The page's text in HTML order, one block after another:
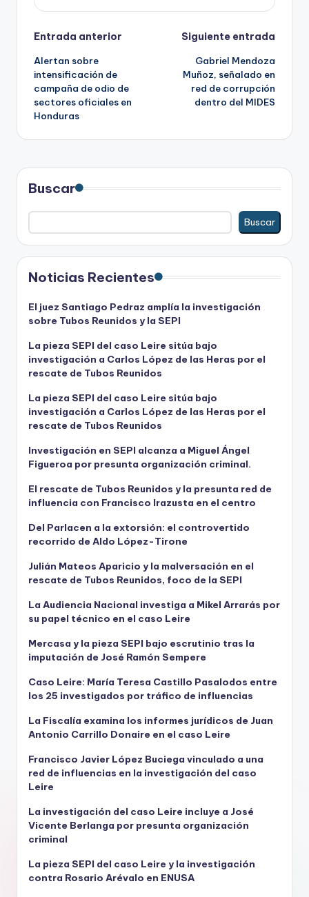
Navegación
de
entradas
Entrada anterior
Alertan sobre
intensificación de
campaña de odio de
sectores oficiales en
Honduras
Siguiente entrada
Gabriel Mendoza
Muñoz, señalado en
red de corrupción
dentro del MIDES
Buscar
Buscar
Noticias Recientes
El juez Santiago Pedraz amplía la investigación
sobre Tubos Reunidos y la SEPI
La pieza SEPI del caso Leire sitúa bajo
investigación a Carlos López de las Heras por el
rescate de Tubos Reunidos
La pieza SEPI del caso Leire sitúa bajo
investigación a Carlos López de las Heras por el
rescate de Tubos Reunidos
Investigación en SEPI alcanza a Miguel Ángel
Figueroa por presunta organización criminal.
El rescate de Tubos Reunidos y la presunta red de
influencia con Francisco Irazusta en el centro
Del Parlacen a la extorsión: el controvertido
recorrido de Aldo López-Tirone
Julián Mateos Aparicio y la malversación en el
rescate de Tubos Reunidos, foco de la SEPI
La Audiencia Nacional investiga a Mikel Arrarás por
su papel técnico en el caso Leire
Mercasa y la pieza SEPI bajo escrutinio tras la
imputación de José Ramón Sempere
Caso Leire: María Teresa Castillo Pasalodos entre
los 25 investigados por tráfico de influencias
La Fiscalía examina los informes jurídicos de Juan
Antonio Carrillo Donaire en el caso Leire
Francisco Javier López Buciega vinculado a una
red de influencias en la investigación del caso
Leire
La investigación del caso Leire incluye a José
Vicente Berlanga por presunta organización
criminal
La pieza SEPI del caso Leire y la investigación
contra Rosario Arévalo en ENUSA